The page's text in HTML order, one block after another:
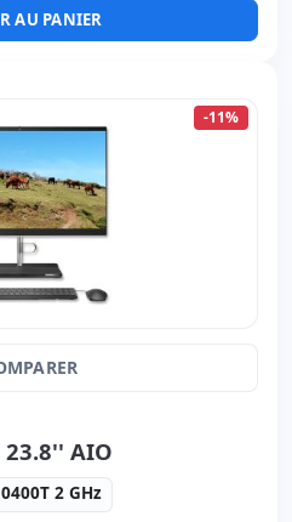
parleurs · 16: 9 ·
VESA · Chargeur externe ·
· Bluetooth
cm.
AU PANIER
-11%
23.8'' AIO
2 GHz